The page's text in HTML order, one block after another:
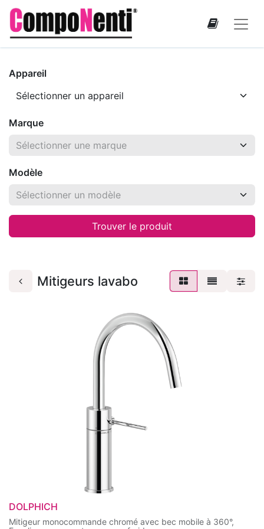
Appareil
Marque
Modèle
Trouver le produit
Mitigeurs lavabo
DOLPHICH
Mitigeur monocommande chromé avec bec mobile à 360°,